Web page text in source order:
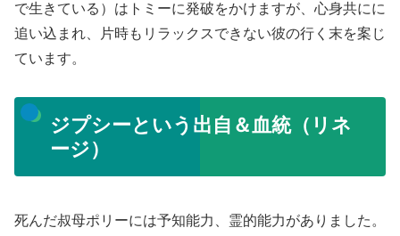
で生きている）はトミーに発破をかけますが、心身共にに
追い込まれ、片時もリラックスできない彼の行く末を案じ
ています。
ジプシーという出自＆血統（リネ
ージ）
死んだ叔母ポリーには予知能力、霊的能力がありました。